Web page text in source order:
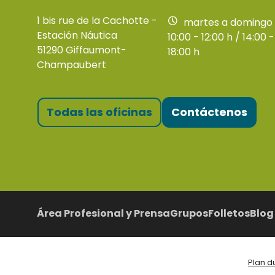
1 bis rue de la Cachotte -
Estación Náutica
51290 Giffaumont-
Champaubert
martes a domingo
10:00 - 12:00 h / 14:00 -
18:00 h
Todas las oficinas Contáctenos
Área Profesional y PrensaGruposFolletosBlog
Plan